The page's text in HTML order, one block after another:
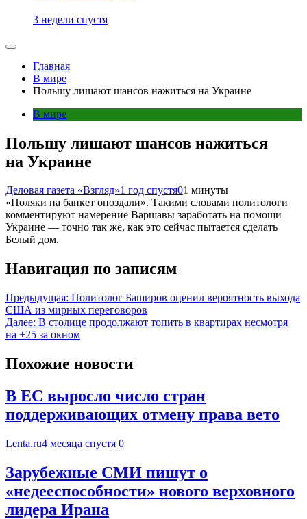
3 недели спустя
Главная
В мире
Польшу лишают шансов нажиться на Украине
В мире
Польшу лишают шансов нажиться
на Украине
Деловая газета «Взгляд»1 год спустя01 минуты
«Поляки на банкет опоздали». Такими словами политологи
комментируют намерение Варшавы заработать на помощи
Украине — точно так же, как это сейчас пытается сделать
Белый дом.
Навигация по записям
Предыдущая: Политолог Баширов оценил вероятность выхода
США из мирных переговоров
Далее: В столице продолжают топить в квартирах несмотря
на +25 за окном
Похожие новости
В ЕС выросло число стран
поддерживающих отмену права вето
Lenta.ru4 месяца спустя 0
Зарубежные СМИ пишут о
«недееспособности» нового верховного
лидера Ирана